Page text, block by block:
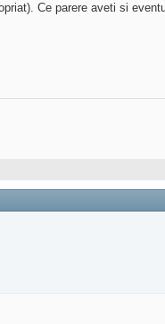
Ce parere aveti si